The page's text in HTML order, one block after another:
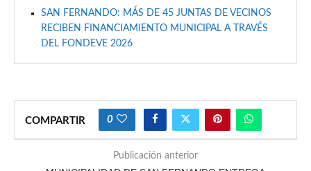
SAN FERNANDO: MÁS DE 45 JUNTAS DE VECINOS
RECIBEN FINANCIAMIENTO MUNICIPAL A TRAVÉS
DEL FONDEVE 2026
COMPARTIR 0
Publicación anterior